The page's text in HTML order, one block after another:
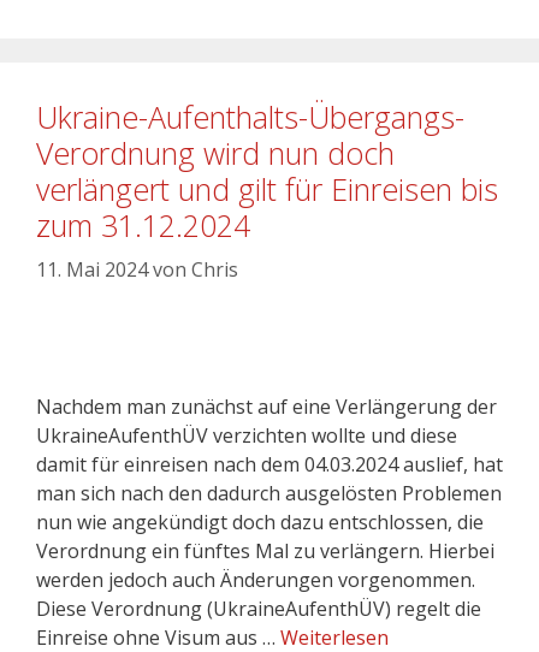
Ukraine-Aufenthalts-Übergangs-
Verordnung wird nun doch
verlängert und gilt für Einreisen bis
zum 31.12.2024
11. Mai 2024von Chris
Nachdem man zunächst auf eine Verlängerung der
UkraineAufenthÜV verzichten wollte und diese
damit für einreisen nach dem 04.03.2024 auslief, hat
man sich nach den dadurch ausgelösten Problemen
nun wie angekündigt doch dazu entschlossen, die
Verordnung ein fünftes Mal zu verlängern. Hierbei
werden jedoch auch Änderungen vorgenommen.
Diese Verordnung (UkraineAufenthÜV) regelt die
Einreise ohne Visum aus … Weiterlesen